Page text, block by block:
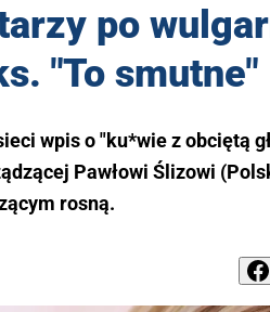
po
"To smutne"
wpis o "ku*wie z obciętą
Pawłowi Ślizowi
rosną.